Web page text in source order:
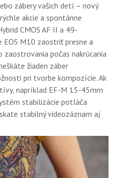
zábery vašich detí – nový
akcie a spontánne
CMOS AF II a 49-
M10 zaostriť presne a
počas nakrúcania
žiaden záber
pri tvorbe kompozície. Ak
napríklad EF-M 15-45mm
stabilizácie potláča
stabilný videozáznam aj